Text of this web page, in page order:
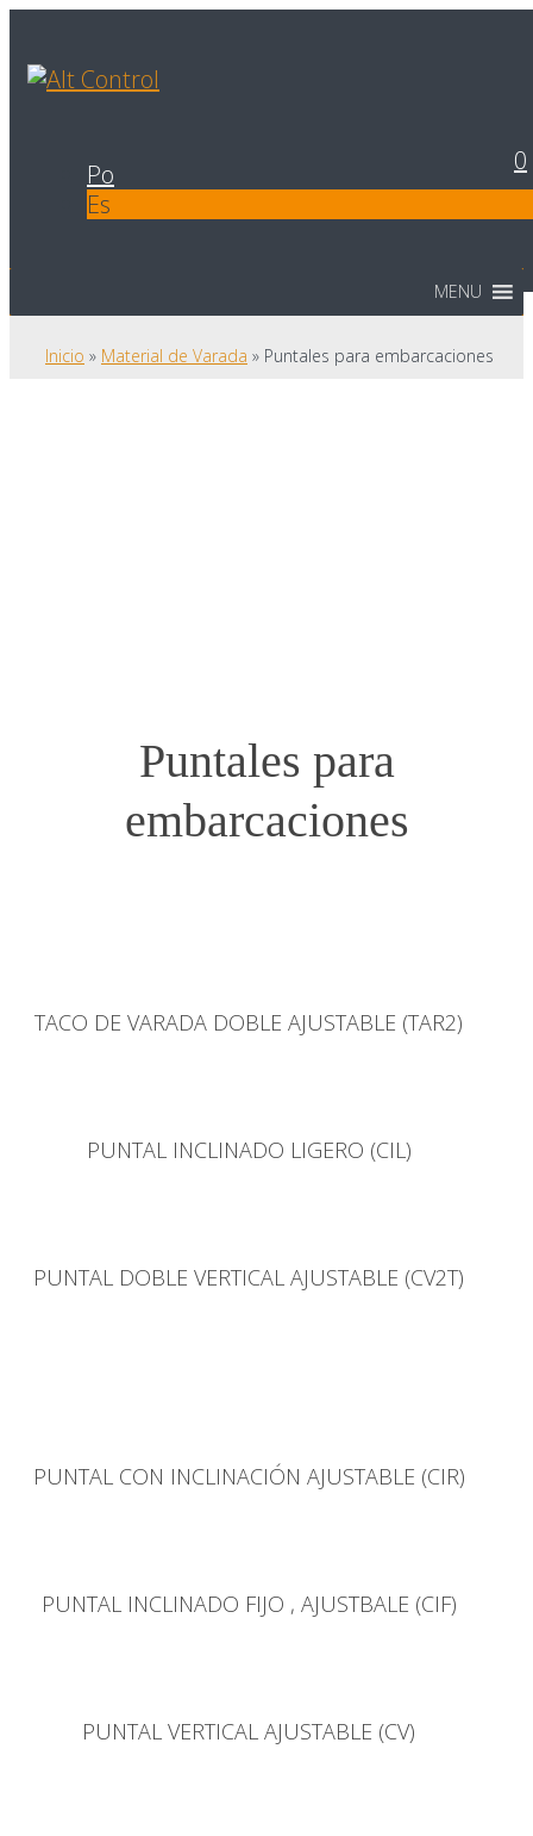
0
Po
Es
MENU
Inicio » Material de Varada » Puntales para embarcaciones
Puntales para
embarcaciones
TACO DE VARADA DOBLE AJUSTABLE (TAR2)
PUNTAL INCLINADO LIGERO (CIL)
PUNTAL DOBLE VERTICAL AJUSTABLE (CV2T)
PUNTAL CON INCLINACIÓN AJUSTABLE (CIR)
PUNTAL INCLINADO FIJO , AJUSTBALE (CIF)
PUNTAL VERTICAL AJUSTABLE (CV)